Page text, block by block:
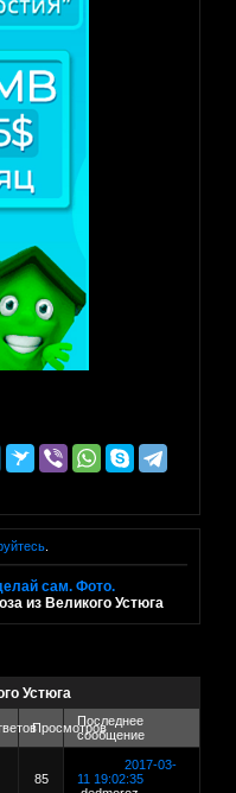
.
сам. Фото.
из Великого Устюга
Устюга
ПросмотровПоследнее
сообщение
85
2017-03-
11 19:02:35